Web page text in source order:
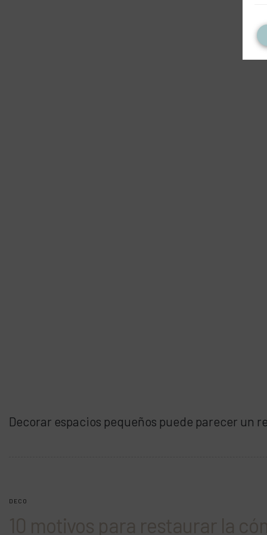
Decorar espacios pequeños puede parecer un
DECO